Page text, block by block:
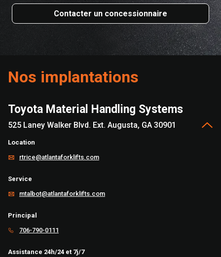
Contacter un concessionnaire
Nos implantations
Toyota Material Handling Systems
525 Laney Walker Blvd. Ext. Augusta, GA 30901
Location
rtrice@atlantaforklifts.com
Service
mtalbot@atlantaforklifts.com
Principal
706-790-0111
Assistance 24h/24 et 7j/7